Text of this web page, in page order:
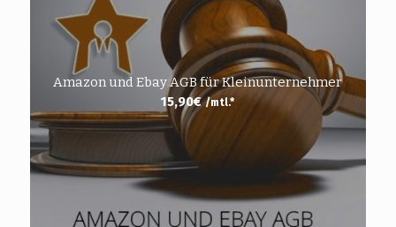
Amazon und Ebay AGB für Kleinunternehmer
15,90€ /mtl.*